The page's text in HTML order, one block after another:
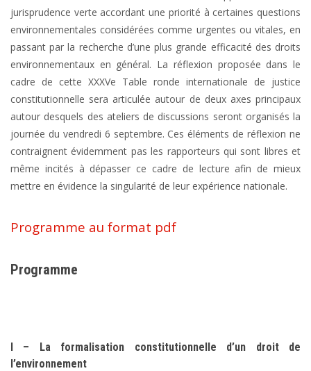
jurisprudence verte accordant une priorité à certaines questions
environnementales considérées comme urgentes ou vitales, en
passant par la recherche d’une plus grande efficacité des droits
environnementaux en général. La réflexion proposée dans le
cadre de cette XXXVe Table ronde internationale de justice
constitutionnelle sera articulée autour de deux axes principaux
autour desquels des ateliers de discussions seront organisés la
journée du vendredi 6 septembre. Ces éléments de réflexion ne
contraignent évidemment pas les rapporteurs qui sont libres et
même incités à dépasser ce cadre de lecture afin de mieux
mettre en évidence la singularité de leur expérience nationale.
Programme au format pdf
Programme
I – La formalisation constitutionnelle d’un droit de
l’environnement